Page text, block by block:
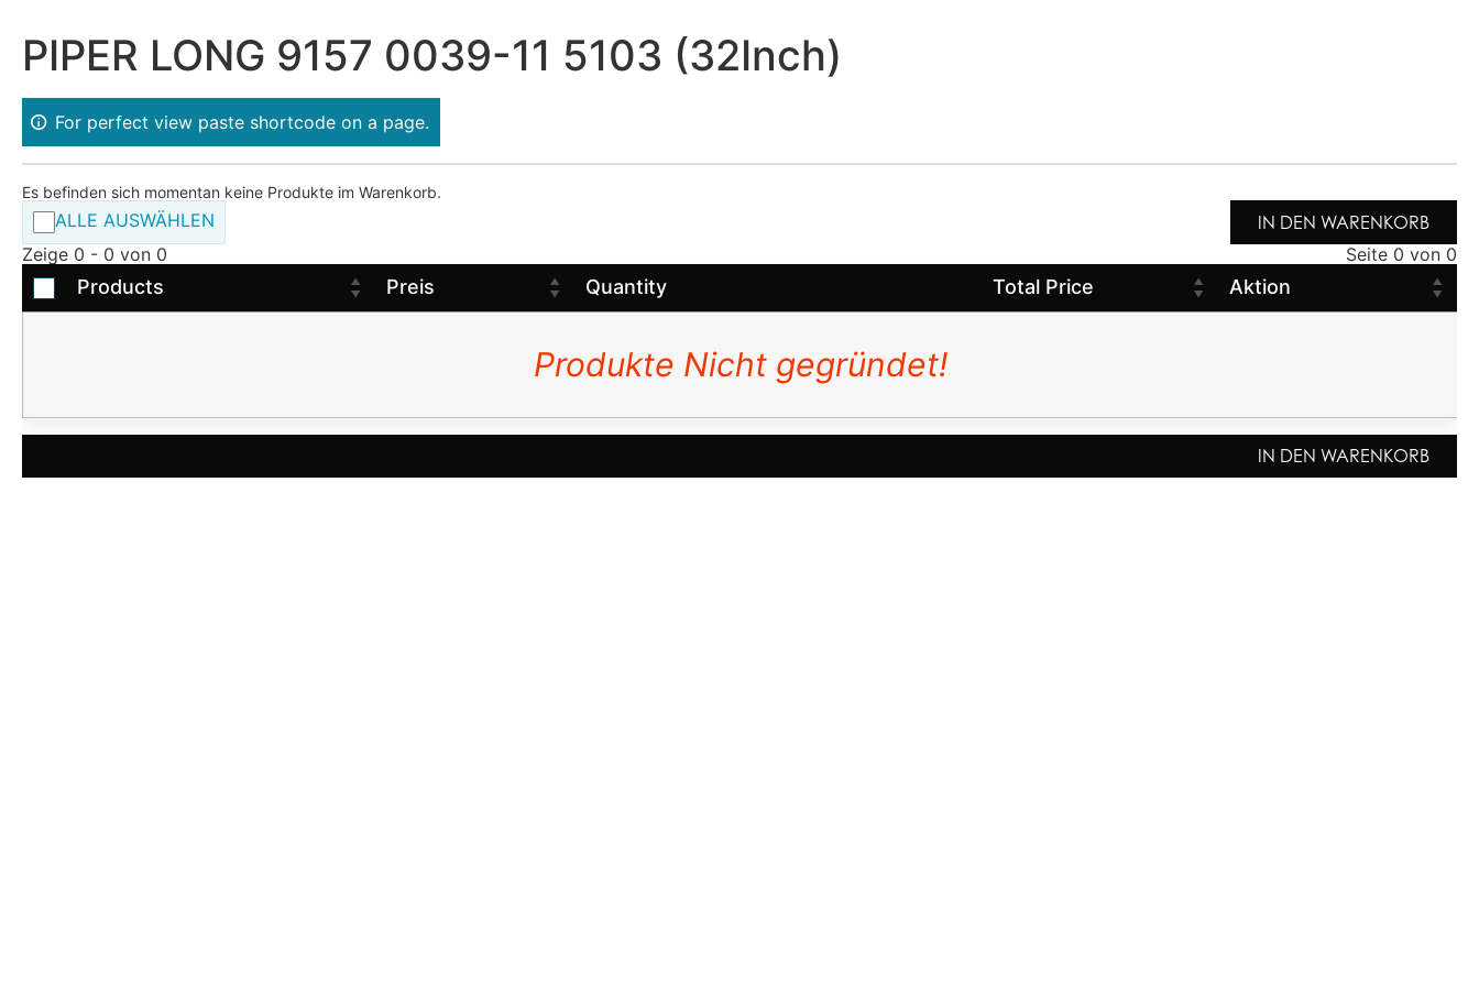
PIPER LONG 9157 0039-11 5103 (32Inch)
For perfect view paste shortcode on a page.
Es befinden sich momentan keine Produkte im Warenkorb.
ALLE AUSWÄHLEN
IN DEN WARENKORB
Zeige 0 - 0 von 0
Seite 0 von 0
Products Preis Quantity Total Price Aktion
Produkte Nicht gegründet!
IN DEN WARENKORB